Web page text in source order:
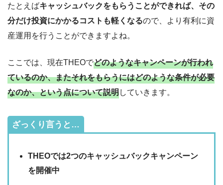
たとえばキャッシュバックをもらうことができれば、その
分だけ投資にかかるコストも軽くなるので、より有利に資
産運用を行うことができますよね。
ここでは、現在THEOでどのようなキャンペーンが行われ
ているのか、またそれをもらうにはどのような条件が必要
なのか、という点について説明していきます。
ざっくり言うと…
THEOでは2つのキャッシュバックキャンペーン
を開催中